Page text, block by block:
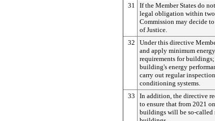
31
If the Member States do
legal obligation within two
Commission may decide
of Justice.
32
Under this directive
and apply minimum
requirements for
building's energy
carry out regular
conditioning systems.
33
In addition, the directive
to ensure that from 2021
buildings will be so-called